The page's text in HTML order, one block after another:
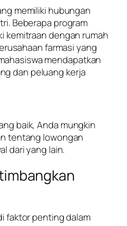
memiliki hubungan
Beberapa program
kemitraan dengan rumah
farmasi yang
mendapatkan
dan peluang kerja
baik, Anda mungkin
tentang lowongan
dari yang lain.
faktor penting dalam